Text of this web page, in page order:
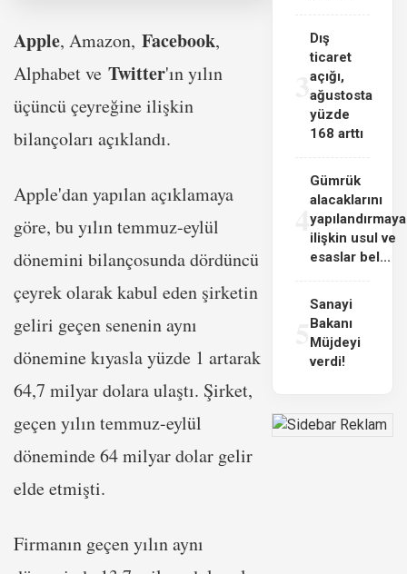
Apple, Amazon, Facebook,
Alphabet ve Twitter'ın yılın
üçüncü çeyreğine ilişkin
bilançoları açıklandı.
Apple'dan yapılan açıklamaya
göre, bu yılın temmuz-eylül
dönemini bilançosunda dördüncü
çeyrek olarak kabul eden şirketin
geliri geçen senenin aynı
dönemine kıyasla yüzde 1 artarak
64,7 milyar dolara ulaştı. Şirket,
geçen yılın temmuz-eylül
döneminde 64 milyar dolar gelir
elde etmişti.
Firmanın geçen yılın aynı
3
Dış
ticaret
açığı,
ağustosta
yüzde
168 arttı
4
Gümrük
alacaklarını
yapılandırmaya
ilişkin usul ve
esaslar bel...
Sanayi
Bakanı
Müjdeyi
verdi!